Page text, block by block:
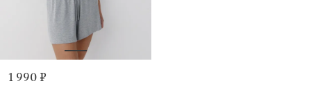
1 990 ₽